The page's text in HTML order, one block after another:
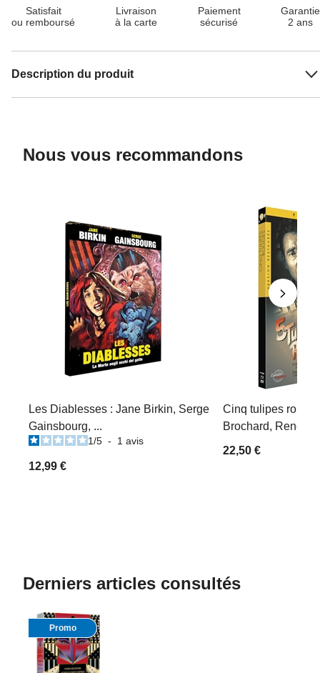
Satisfait
ou remboursé
Livraison
à la carte
Paiement
sécurisé
Garantie
2 ans
Description du produit
Nous vous recommandons
Les Diablesses : Jane Birkin, Serge
Gainsbourg, ...
1/5 - 1 avis
12,99 €
Cinq tulipes
Brochard, René
22,50 €
Derniers articles consultés
Promo